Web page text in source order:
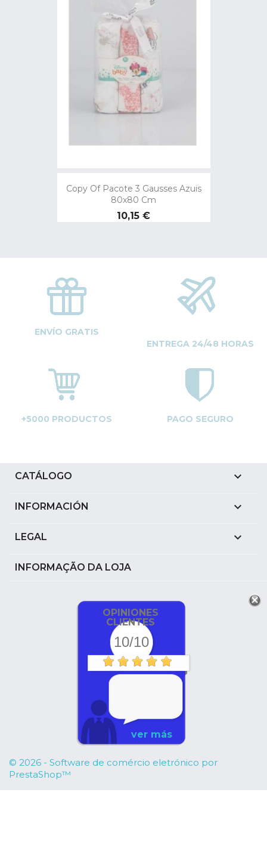
Copy Of Pacote 3 Gausses Azuis
80x80 Cm
Preço
10,15 €
ENVÍO GRATIS
ENTREGA 24/48 HORAS
+5000 PRODUCTOS PAGO SEGURO
CATÁLOGO 
INFORMACIÓN 
LEGAL 
INFORMAÇÃO DA LOJA
OPINIONES
CLIENTES
10/10
ver más
© 2026 - Software de comércio eletrónico por
PrestaShop™